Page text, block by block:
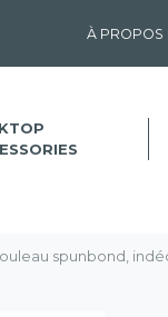
À PROPOS
spunbond,